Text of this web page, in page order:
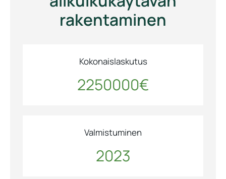
rakentaminen
Kokonaislaskutus
2250000€
Valmistuminen
2023